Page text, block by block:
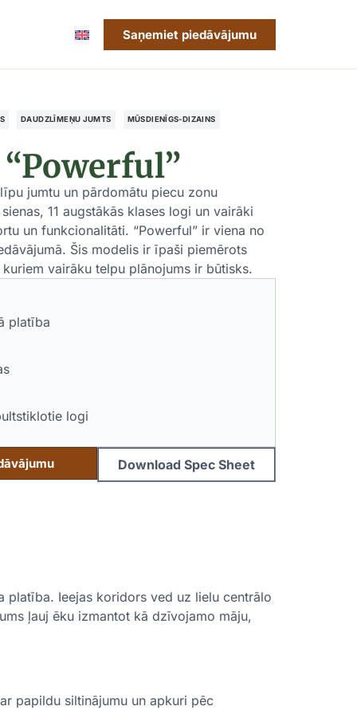
Saņemiet piedāvājumu
DAUDZLĪMEŅU JUMTS MŪSDIENĪGS-DIZAINS
jumtu un pārdomātu piecu zonu
11 augstākās klases logi un vairāki
un funkcionalitāti. “Powerful” ir viena no
Šis modelis ir īpaši piemērots
vairāku telpu plānojums ir būtisks.
platība
logi
Download Spec Sheet
platība. Ieejas koridors ved uz lielu centrālo
ļauj ēku izmantot kā dzīvojamo māju,
papildu siltinājumu un apkuri pēc